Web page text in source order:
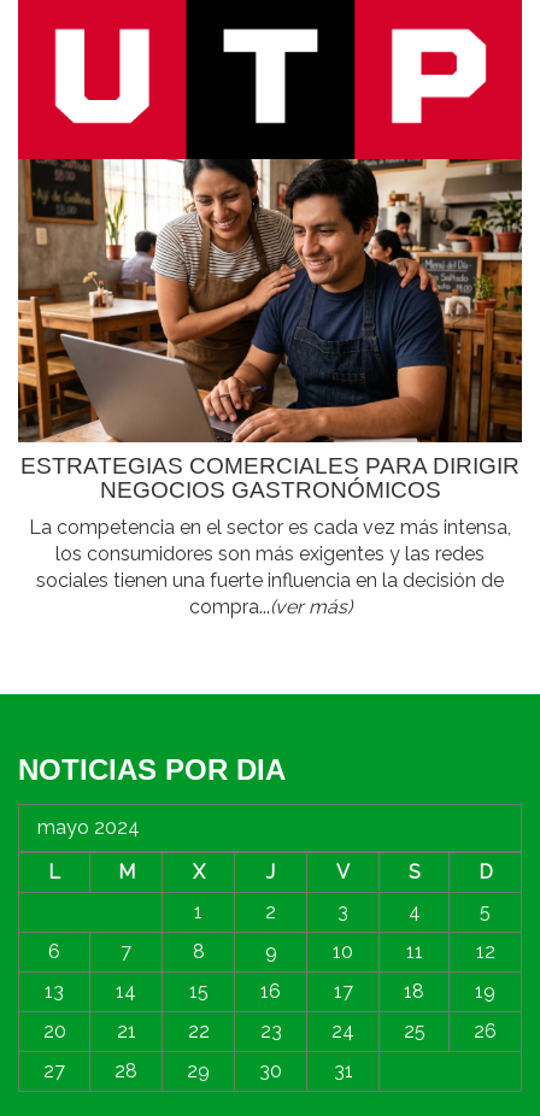
ESTRATEGIAS COMERCIALES PARA DIRIGIR
NEGOCIOS GASTRONÓMICOS
La competencia en el sector es cada vez más intensa,
los consumidores son más exigentes y las redes
sociales tienen una fuerte influencia en la decisión de
compra...(ver más)
NOTICIAS POR DIA
mayo 2024
L
M X J V S
D
1
2 3 4
5
6
7 8 9 10 11
12
13
14 15 16 17 18
19
20
21 22 23 24 25
26
27
28 29 30 31